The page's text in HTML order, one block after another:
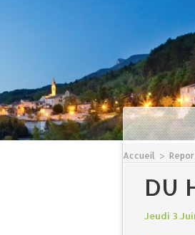
Accueil >
DU
Jeudi 3